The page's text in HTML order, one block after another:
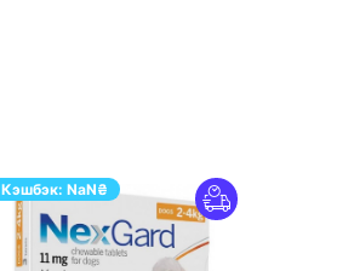
Кэшбэк: NaN₴